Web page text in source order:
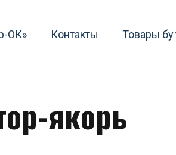
ОК» Контакты Товары бу
якорь